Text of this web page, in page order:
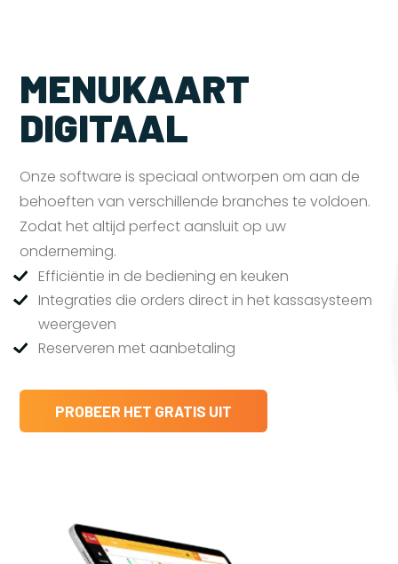
MENUKAART
DIGITAAL
Onze software is speciaal ontworpen om aan de
behoeften van verschillende branches te voldoen.
Zodat het altijd perfect aansluit op uw
onderneming.
Efficiëntie in de bediening en keuken
Integraties die orders direct in het kassasysteem
weergeven
Reserveren met aanbetaling
PROBEER HET GRATIS UIT